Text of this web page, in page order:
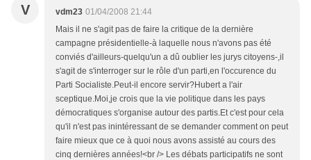
V vdm23 01/04/2008 21:44
Mais il ne s'agit pas de faire la critique de la dernière
campagne présidentielle-à laquelle nous n'avons pas été
conviés d'ailleurs-quelqu'un a dû oublier les jurys citoyens-,il
s'agit de s'interroger sur le rôle d'un parti,en l'occurence du
Parti Socialiste.Peut-il encore servir?Hubert a l'air
sceptique.Moi,je crois que la vie politique dans les pays
démocratiques s'organise autour des partis.Et c'est pour cela
qu'il n'est pas inintéressant de se demander comment on peut
faire mieux que ce à quoi nous avons assisté au cours des
cinq dernières années!<br /> Les débats participatifs ne sont